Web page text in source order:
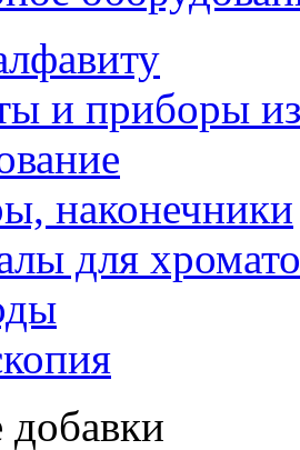
и приборы из
наконечники
для